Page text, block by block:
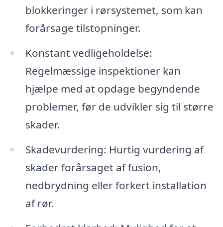
blokkeringer i rørsystemet, som kan
forårsage tilstopninger.
Konstant vedligeholdelse:
Regelmæssige inspektioner kan
hjælpe med at opdage begyndende
problemer, før de udvikler sig til større
skader.
Skadevurdering: Hurtig vurdering af
skader forårsaget af fusion,
nedbrydning eller forkert installation
af rør.